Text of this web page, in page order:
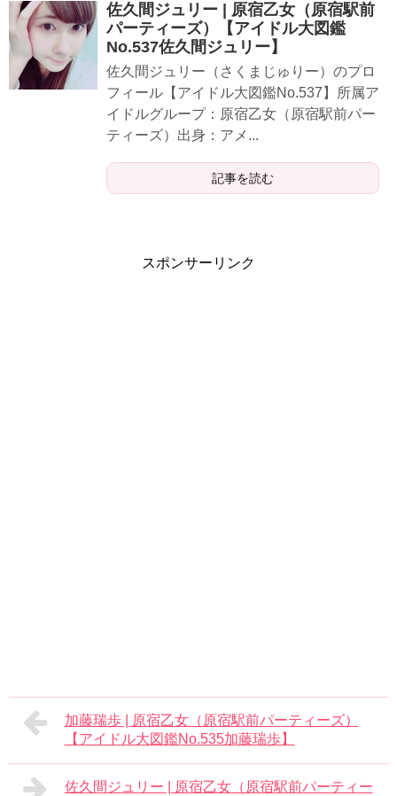
佐久間ジュリー | 原宿乙女（原宿駅前
パーティーズ）【アイドル大図鑑
No.537佐久間ジュリー】
佐久間ジュリー（さくまじゅりー）のプロ
フィール【アイドル大図鑑No.537】所属ア
イドルグループ：原宿乙女（原宿駅前パー
ティーズ）出身：アメ...
記事を読む
スポンサーリンク
加藤瑞歩 | 原宿乙女（原宿駅前パーティーズ）
【アイドル大図鑑No.535加藤瑞歩】
佐久間ジュリー | 原宿乙女（原宿駅前パーティー